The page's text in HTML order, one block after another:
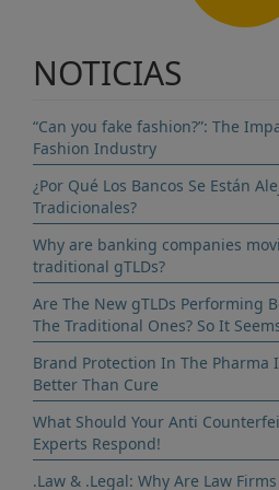
NOTICIAS
“Can you fake fashion?”: The
Fashion Industry
¿Por Qué Los Bancos Se Están
Tradicionales?
Why are banking companies
traditional gTLDs?
Are The New gTLDs Performing
The Traditional Ones? So It
Brand Protection In The Pharma
Better Than Cure
What Should Your Anti
Experts Respond!
.Law & .Legal: Why Are Law